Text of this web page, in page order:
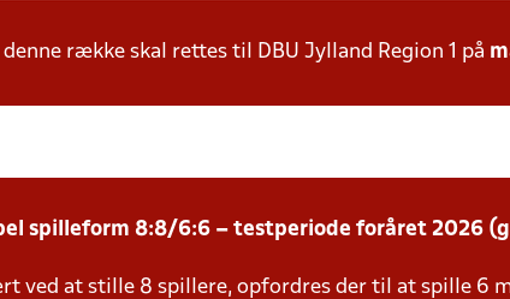
række skal rettes til DBU Jylland Region 1 på
spilleform 8:8/6:6 – testperiode foråret 2026
ved at stille 8 spillere, opfordres der til at spille 6